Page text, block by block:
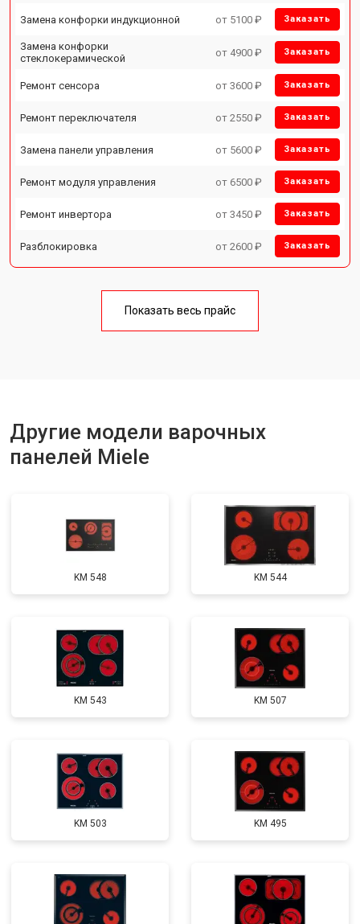
Замена конфорки индукционной от 5100 ₽ Заказать
Замена конфорки
стеклокерамической
от 4900 ₽ Заказать
Ремонт сенсора от 3600 ₽ Заказать
Ремонт переключателя от 2550 ₽ Заказать
Замена панели управления от 5600 ₽ Заказать
Ремонт модуля управления от 6500 ₽ Заказать
Ремонт инвертора от 3450 ₽ Заказать
Разблокировка от 2600 ₽ Заказать
Показать весь прайс
Другие модели варочных
панелей Miele
KM 548 KM 544
KM 543 KM 507
KM 503 KM 495